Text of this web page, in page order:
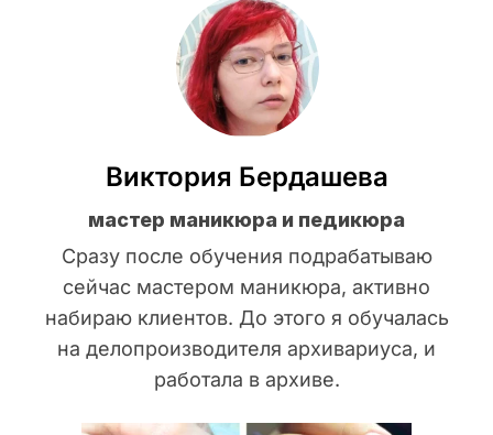
Виктория Бердашева
мастер маникюра и педикюра
Сразу после обучения подрабатываю
сейчас мастером маникюра, активно
набираю клиентов. До этого я обучалась
на делопроизводителя архивариуса, и
работала в архиве.